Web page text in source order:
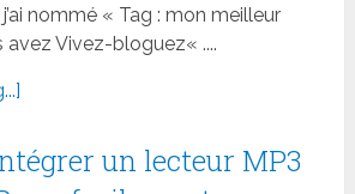
nommé « Tag : mon meilleur
avez Vivez-bloguez« ....
un lecteur MP3